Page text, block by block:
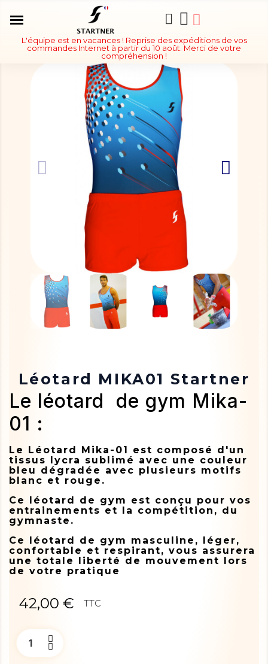
L'équipe est en vacances ! Reprise des expéditions de vos
commandes Internet à partir du 10 août. Merci de votre
compréhension !
Léotard MIKA01 Startner
Le léotard de gym Mika-
01 :
Le Léotard Mika-01 est composé d'un
tissus lycra sublimé avec une couleur
bleu dégradée avec plusieurs motifs
blanc et rouge.
Ce léotard de gym est conçu pour vos
entrainements et la compétition, du
gymnaste.
Ce léotard de gym masculine, léger,
confortable et respirant, vous assurera
une totale liberté de mouvement lors
de votre pratique
42,00 € TTC